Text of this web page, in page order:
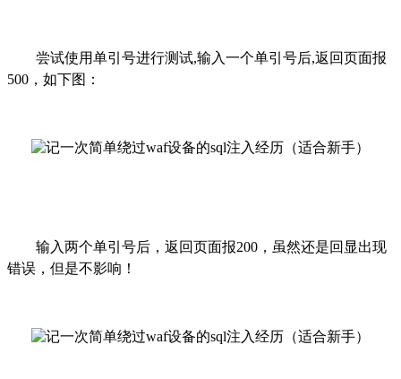
尝试使用单引号进行测试,输入一个单引号后,返回页面报
500，如下图：
输入两个单引号后，返回页面报200，虽然还是回显出现
错误，但是不影响！